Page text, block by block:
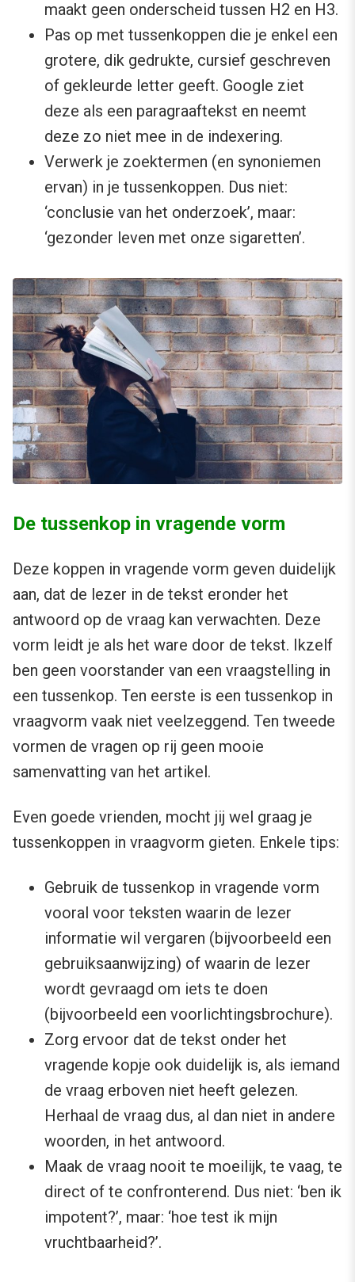
maakt geen onderscheid tussen H2 en H3.
Pas op met tussenkoppen die je enkel een
grotere, dik gedrukte, cursief geschreven
of gekleurde letter geeft. Google ziet
deze als een paragraaftekst en neemt
deze zo niet mee in de indexering.
Verwerk je zoektermen (en synoniemen
ervan) in je tussenkoppen. Dus niet:
‘conclusie van het onderzoek’, maar:
‘gezonder leven met onze sigaretten’.
De tussenkop in vragende vorm
Deze koppen in vragende vorm geven duidelijk
aan, dat de lezer in de tekst eronder het
antwoord op de vraag kan verwachten. Deze
vorm leidt je als het ware door de tekst. Ikzelf
ben geen voorstander van een vraagstelling in
een tussenkop. Ten eerste is een tussenkop in
vraagvorm vaak niet veelzeggend. Ten tweede
vormen de vragen op rij geen mooie
samenvatting van het artikel.
Even goede vrienden, mocht jij wel graag je
tussenkoppen in vraagvorm gieten. Enkele tips:
Gebruik de tussenkop in vragende vorm
vooral voor teksten waarin de lezer
informatie wil vergaren (bijvoorbeeld een
gebruiksaanwijzing) of waarin de lezer
wordt gevraagd om iets te doen
(bijvoorbeeld een voorlichtingsbrochure).
Zorg ervoor dat de tekst onder het
vragende kopje ook duidelijk is, als iemand
de vraag erboven niet heeft gelezen.
Herhaal de vraag dus, al dan niet in andere
woorden, in het antwoord.
Maak de vraag nooit te moeilijk, te vaag, te
direct of te confronterend. Dus niet: ‘ben ik
impotent?’, maar: ‘hoe test ik mijn
vruchtbaarheid?’.